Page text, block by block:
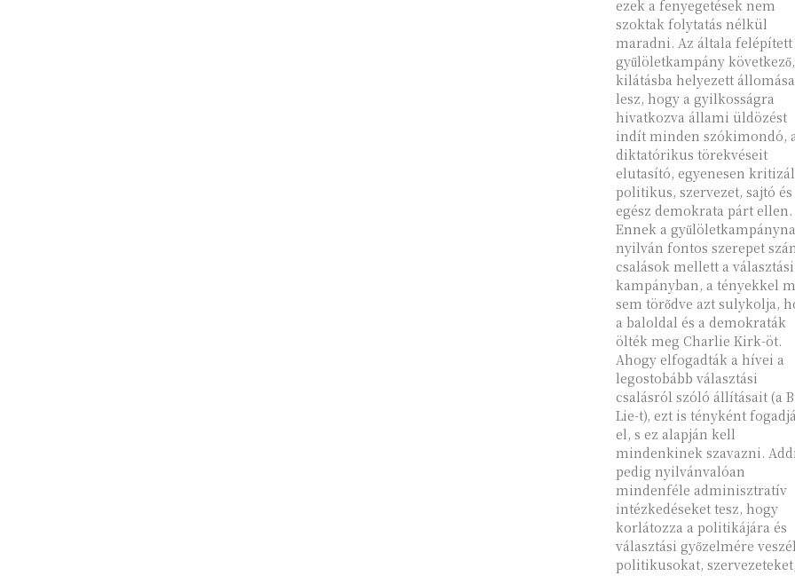
ezek a fenyegetések nem
szoktak folytatás nélkül
maradni. Az általa felépített
gyűlöletkampány következő,
kilátásba helyezett
lesz, hogy a gyilkosságra
hivatkozva állami üldözést
indít minden szókimondó,
diktatórikus törekvéseit
elutasító, egyenesen
politikus, szervezet, sajtó és
egész demokrata párt ellen.
Ennek a
nyilván fontos szerepet
csalások mellett a választási
kampányban, a tényekkel
sem törődve azt sulykolja,
a baloldal és a demokraták
ölték meg Charlie Kirk-öt.
Ahogy elfogadták a hívei a
legostobább választási
csalásról szóló állításait (a
Lie-t), ezt is tényként
el, s ez alapján kell
mindenkinek szavazni. Addig
pedig nyilvánvalóan
mindenféle adminisztratív
intézkedéseket tesz, hogy
korlátozza a politikájára és
választási győzelmére
politikusokat, szervezeteket,